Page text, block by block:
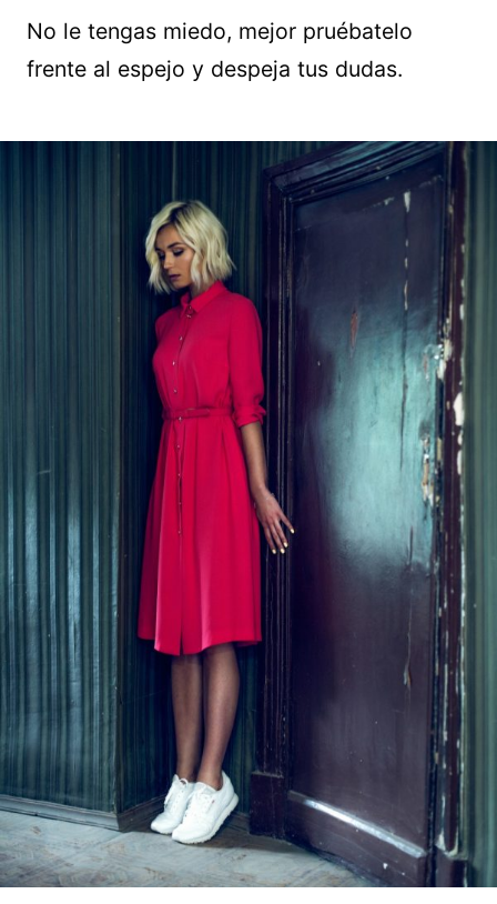
No le tengas miedo, mejor pruébatelo
frente al espejo y despeja tus dudas.